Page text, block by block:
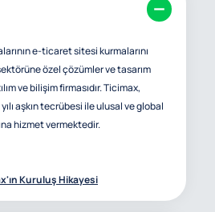
e-ticaret sitesi kurmalarını
özel çözümler ve tasarım
ve bilişim firmasıdır. Ticimax,
aşkın tecrübesi ile ulusal ve global
hizmet vermektedir.
Kuruluş Hikayesi